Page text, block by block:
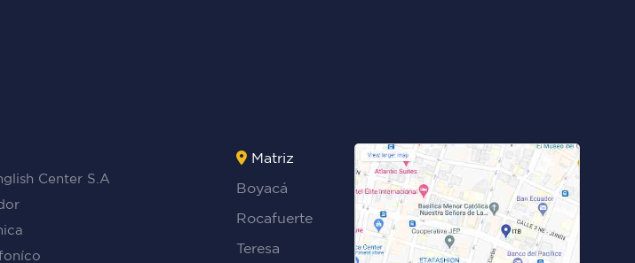
Center S.A
Matriz
Boyacá
Rocafuerte
Teresa